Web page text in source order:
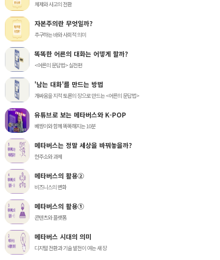
체제와 사고의 전환
자본주의란 무엇일까?
추구하는 바와 사회적 의미
똑똑한 어른의 대화는 어떻게 할까?
<어른의 문답법> 실전편
'남는 대화'를 만드는 방법
개싸움을 지적 토론의 장으로 만드는 <어른의 문답법>
유튜브로 보는 메타버스와 K-POP
베짱이와 함께 똑똑해지는 10분
메타버스는 정말 세상을 바꿔놓을까?
현주소와 과제
메타버스의 활용②
비즈니스의 변화
메타버스의 활용①
콘텐츠와 플랫폼
메타버스 시대의 의미
디지털 전환과 기술 발전이 여는 새 장